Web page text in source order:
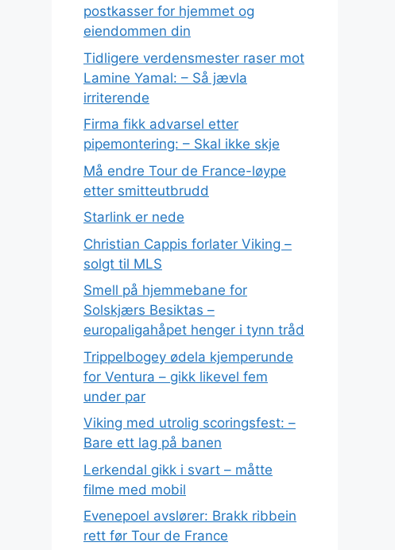
postkasser for hjemmet og
eiendommen din
Tidligere verdensmester raser mot
Lamine Yamal: – Så jævla
irriterende
Firma fikk advarsel etter
pipemontering: – Skal ikke skje
Må endre Tour de France-løype
etter smitteutbrudd
Starlink er nede
Christian Cappis forlater Viking –
solgt til MLS
Smell på hjemmebane for
Solskjærs Besiktas –
europaligahåpet henger i tynn tråd
Trippelbogey ødela kjemperunde
for Ventura – gikk likevel fem
under par
Viking med utrolig scoringsfest: –
Bare ett lag på banen
Lerkendal gikk i svart – måtte
filme med mobil
Evenepoel avslører: Brakk ribbein
rett før Tour de France